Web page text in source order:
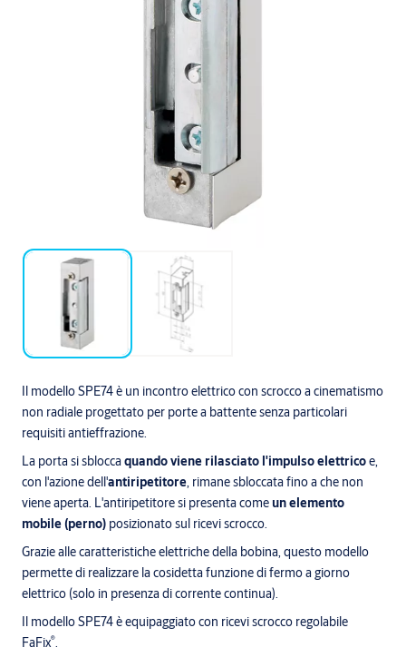
Il modello SPE74 è un incontro elettrico con scrocco a cinematismo
non radiale progettato per porte a battente senza particolari
requisiti antieffrazione.
La porta si sbloccaquando viene rilasciato l'impulso elettricoe,
con l'azione dell'antiripetitore, rimane sbloccata fino a che non
viene aperta. L'antiripetitore si presenta come un elemento
mobile (perno) posizionato sul ricevi scrocco.
Grazie alle caratteristiche elettriche della bobina, questo modello
permette di realizzare la cosidetta funzione di fermo a giorno
elettrico (solo in presenza di corrente continua).
Il modello SPE74 è equipaggiato con ricevi scrocco regolabile
FaFix®.